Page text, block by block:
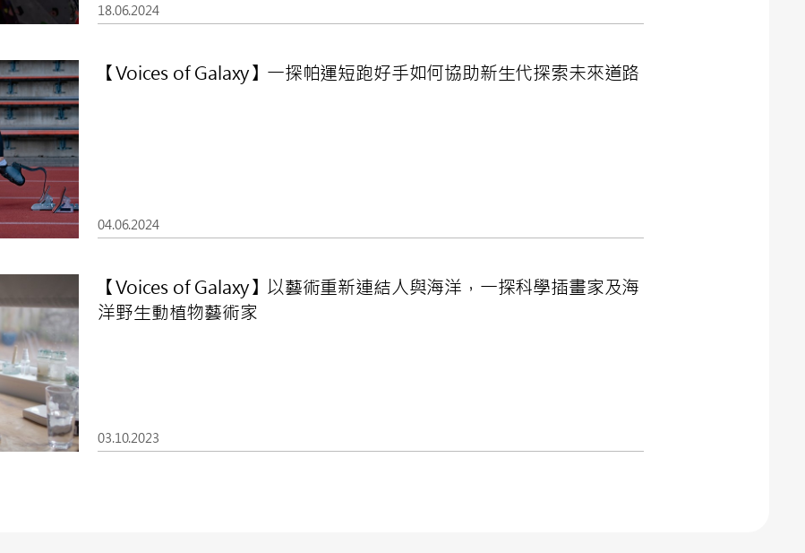
18.06.2024
【Voices of Galaxy】一探帕運短跑好手如何協助新生代探索未來道路
04.06.2024
【Voices of Galaxy】以藝術重新連結人與海洋，一探科學插畫家及海
洋野生動植物藝術家
03.10.2023